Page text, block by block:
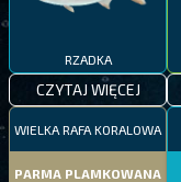
RZADKA
CZYTAJ WIĘCEJ
WIELKA RAFA KORALOWA
PARMA PLAMKOWANA